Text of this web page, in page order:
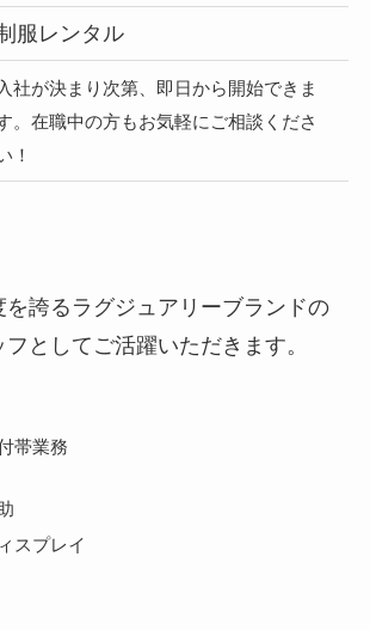
服レンタル
入社が決まり次第、即日から開始できま
。在職中の方もお気軽にご相談くださ
！
誇るラグジュアリーブランドの
としてご活躍いただきます。
帯業務
スプレイ